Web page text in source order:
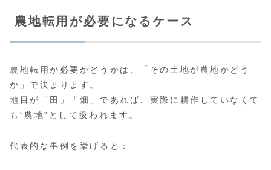
農地転用が必要になるケース
農地転用が必要かどうかは、「その土地が農地かどう
か」で決まります。
地目が「田」「畑」であれば、実際に耕作していなくて
も“農地”として扱われます。
代表的な事例を挙げると：